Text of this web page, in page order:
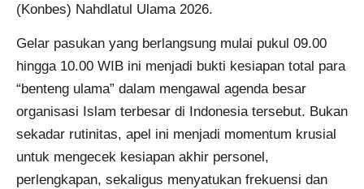
(Konbes) Nahdlatul Ulama 2026.
Gelar pasukan yang berlangsung mulai pukul 09.00
hingga 10.00 WIB ini menjadi bukti kesiapan total para
“benteng ulama” dalam mengawal agenda besar
organisasi Islam terbesar di Indonesia tersebut. Bukan
sekadar rutinitas, apel ini menjadi momentum krusial
untuk mengecek kesiapan akhir personel,
perlengkapan, sekaligus menyatukan frekuensi dan